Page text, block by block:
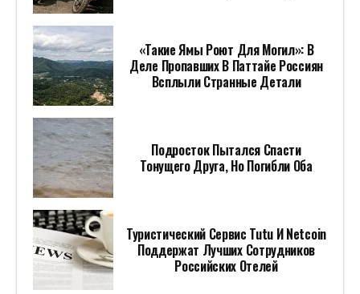
«Такие Ямы Роют Для Могил»: В
Деле Пропавших В Паттайе Россиян
Всплыли Странные Детали
Подросток Пытался Спасти
Тонущего Друга, Но Погибли Оба
Туристический Сервис Tutu И Netcoin
Поддержат Лучших Сотрудников
Российских Отелей